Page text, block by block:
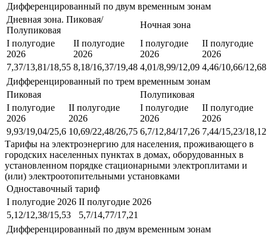
Дифференцированный по двум временным зонам
Дневная зона. Пиковая/
Полупиковая
Ночная зона
I полугодие
2026
II полугодие
2026
I полугодие
2026
II полугодие
2026
7,37/13,81/18,55 8,18/16,37/19,48 4,01/8,99/12,09 4,46/10,66/12,68
Дифференцированный по трем временным зонам
Пиковая
Полупиковая
I полугодие
2026
II полугодие
2026
I полугодие
2026
II полугодие
2026
9,93/19,04/25,6 10,69/22,48/26,75 6,7/12,84/17,26 7,44/15,23/18,12
Тарифы на электроэнергию для населения, проживающего в
городских населенных пунктах в домах, оборудованных в
установленном порядке стационарными электроплитами и
(или) электроотопительными установками
Одноставочный тариф
I полугодие 2026 II полугодие 2026
5,12/12,38/15,53
5,7/14,77/17,21
Дифференцированный по двум временным зонам